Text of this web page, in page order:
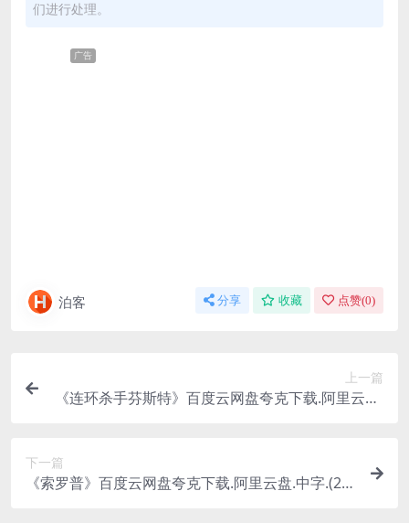
们进行处理。
广告
泊客 分享 收藏 点赞(0)
上一篇
《连环杀手芬斯特》百度云网盘夸克下载.阿里云盘.
下一篇
《索罗普》百度云网盘夸克下载.阿里云盘.中字.(20